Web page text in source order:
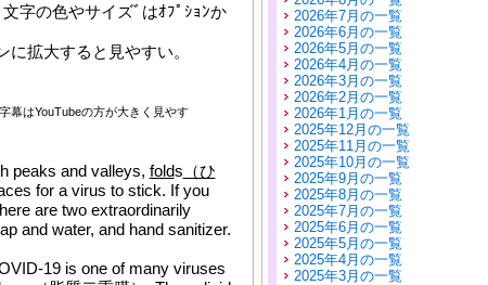
字の色やサイズﾞはｵﾌﾟｼｮﾝか
に拡大すると見やすい。
字幕はYouTubeの方が大きく見やす
peaks and valleys, folds （ひ
for a virus to stick. If you
are two extraordinarily
and water, and hand sanitizer.
19 is one of many viruses
2026年7月の一覧
2026年6月の一覧
2026年5月の一覧
2026年4月の一覧
2026年3月の一覧
2026年2月の一覧
2026年1月の一覧
2025年12月の一覧
2025年11月の一覧
2025年10月の一覧
2025年9月の一覧
2025年8月の一覧
2025年7月の一覧
2025年6月の一覧
2025年5月の一覧
2025年4月の一覧
2025年3月の一覧